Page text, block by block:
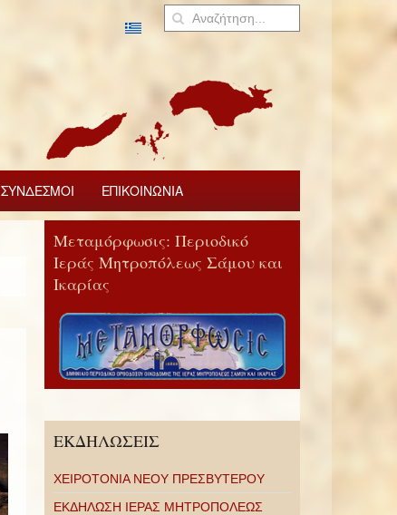
ΣΥΝΔΕΣΜΟΙ ΕΠΙΚΟΙΝΩΝΙΑ
Μεταμόρφωσις: Περιοδικό
Ιεράς Μητροπόλεως Σάμου και
Ικαρίας
ΕΚΔΗΛΩΣΕΙΣ
ΧΕΙΡΟΤΟΝΙΑ ΝΕΟΥ ΠΡΕΣΒΥΤΕΡΟΥ
ΕΚΔΗΛΩΣΗ ΙΕΡΑΣ ΜΗΤΡΟΠΟΛΕΩΣ